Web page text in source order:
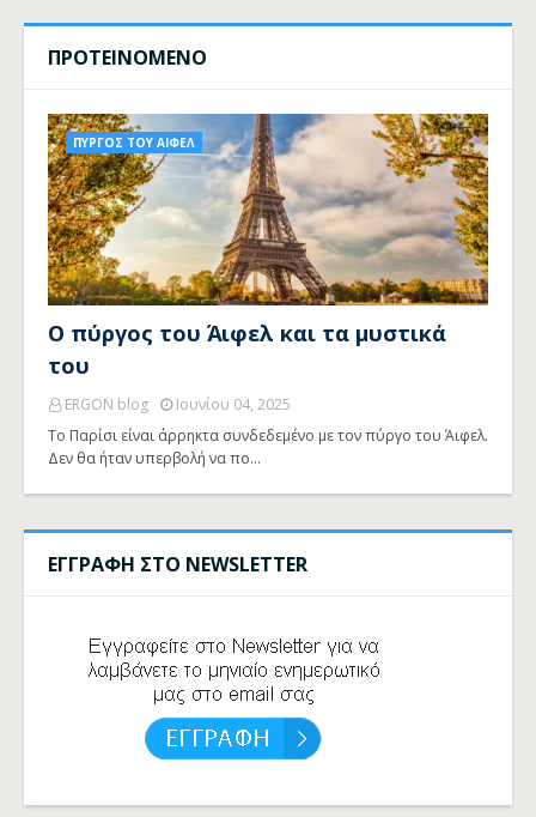
ΠΡΟΤΕΙΝΟΜΕΝΟ
ΠΥΡΓΟΣ ΤΟΥ ΑΙΦΕΛ
Ο πύργος του Άιφελ και τα μυστικά
του
ERGON blog
Ιουνίου 04, 2025
Το Παρίσι είναι άρρηκτα συνδεδεμένο με τον πύργο του Άιφελ.
Δεν θα ήταν υπερβολή να πο…
ΕΓΓΡΑΦΗ ΣΤΟ NEWSLETTER